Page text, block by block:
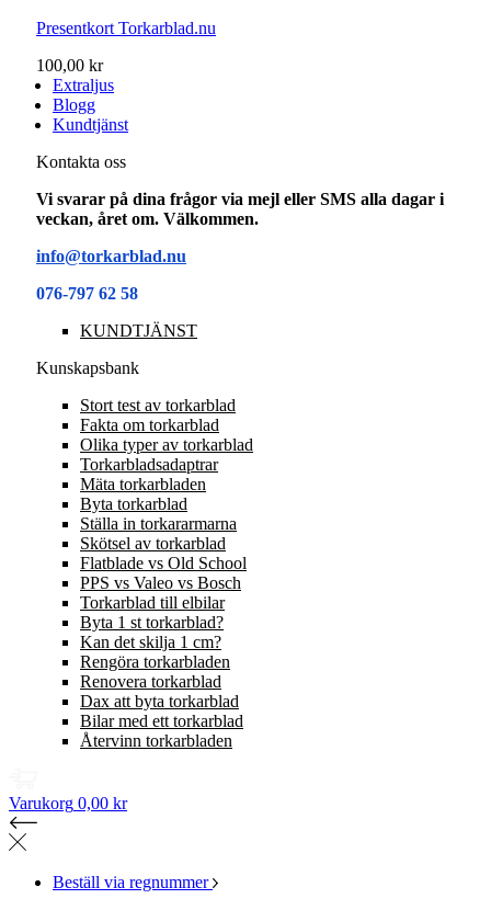
Presentkort Torkarblad.nu
100,00 kr
Extraljus
Blogg
Kundtjänst
Kontakta oss
Vi svarar på dina frågor via mejl eller SMS alla dagar i
veckan, året om. Välkommen.
info@torkarblad.nu
076-797 62 58
KUNDTJÄNST
Kunskapsbank
Stort test av torkarblad
Fakta om torkarblad
Olika typer av torkarblad
Torkarbladsadaptrar
Mäta torkarbladen
Byta torkarblad
Ställa in torkararmarna
Skötsel av torkarblad
Flatblade vs Old School
PPS vs Valeo vs Bosch
Torkarblad till elbilar
Byta 1 st torkarblad?
Kan det skilja 1 cm?
Rengöra torkarbladen
Renovera torkarblad
Dax att byta torkarblad
Bilar med ett torkarblad
Återvinn torkarbladen
Varukorg 0,00 kr
Beställ via regnummer